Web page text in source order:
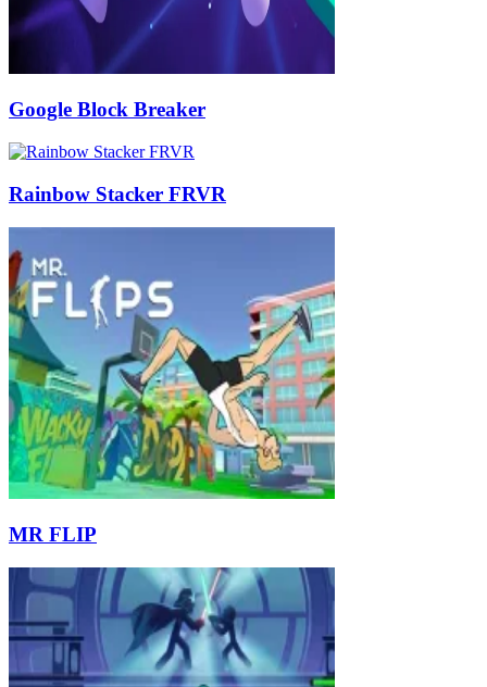
Google Block Breaker
Rainbow Stacker FRVR
MR FLIP